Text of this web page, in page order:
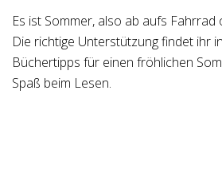
Es ist Sommer, also ab aufs
Die richtige Unterstützung findet ihr
Büchertipps für einen fröhlichen
Spaß beim Lesen.